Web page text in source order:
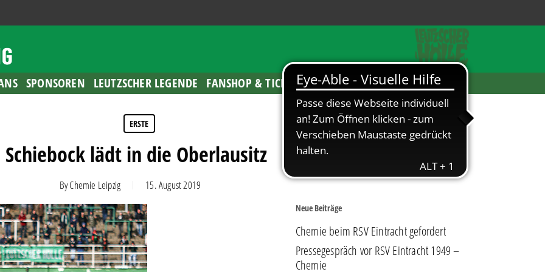
SPONSOREN LEUTZSCHER LEGENDE FANSHOP & TICKETS
ERSTE
Schiebock lädt in die Oberlausitz
ByChemie Leipzig 15. August 2019
Neue Beiträge
Chemie beim RSV Eintracht gefordert
Pressegespräch vor RSV Eintracht 1949 –
Chemie